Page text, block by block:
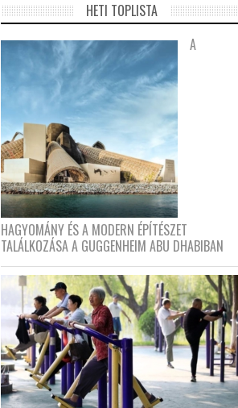
HETI TOPLISTA
A
HAGYOMÁNY ÉS A MODERN ÉPÍTÉSZET
TALÁLKOZÁSA A GUGGENHEIM ABU DHABIBAN